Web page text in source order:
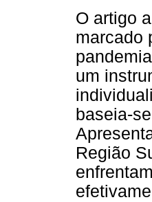
O artigo
marcado
um
baseia-
Região